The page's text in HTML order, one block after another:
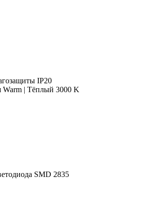
IP20
Warm | Тёплый 3000 K
SMD 2835